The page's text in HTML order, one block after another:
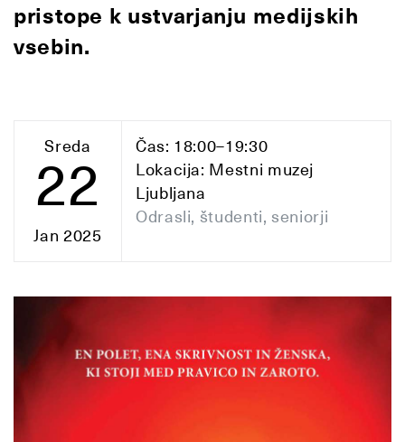
pristope k ustvarjanju medijskih
vsebin.
Sreda
22
Jan 2025
Čas: 18:00–19:30
Lokacija: Mestni muzej
Ljubljana
Odrasli, študenti, seniorji